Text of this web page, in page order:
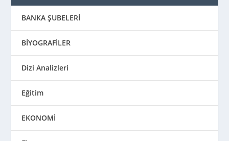
BANKA ŞUBELERİ
BİYOGRAFİLER
Dizi Analizleri
Eğitim
EKONOMİ